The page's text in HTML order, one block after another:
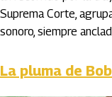
Suprema Corte,
sonoro, siempre
La pluma de